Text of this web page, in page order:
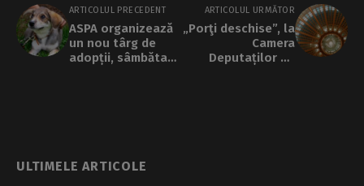
ARTICOLUL PRECEDENT
ASPA organizează
un nou târg de
adopții, sâmbăta
ARTICOLUL URMĂTOR
„Porţi deschise”, la
Camera
Deputaților de
ULTIMELE ARTICOLE